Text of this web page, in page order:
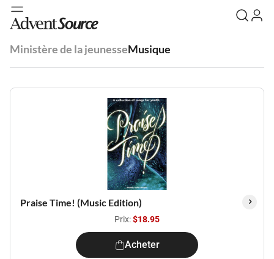
Ministère de la jeunesseMusique
Praise Time! (Music Edition)
Prix:$18.95
Acheter